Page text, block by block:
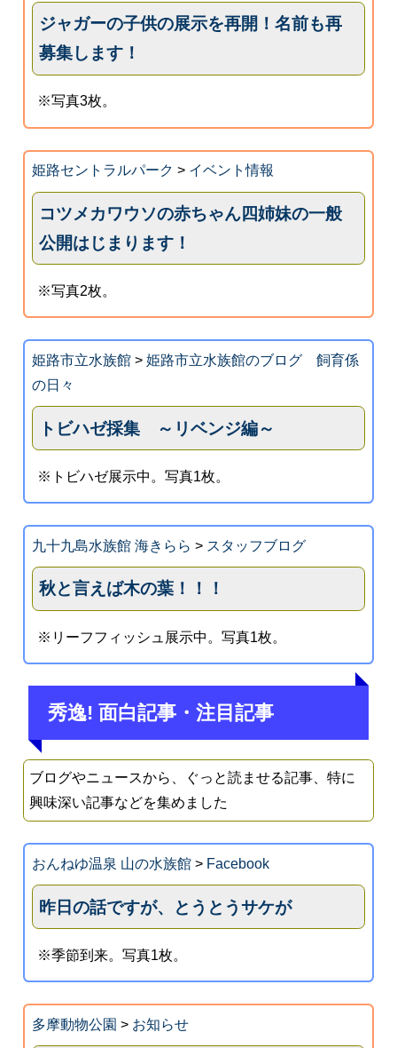
ジャガーの子供の展示を再開！名前も再
募集します！
※写真3枚。
姫路セントラルパーク > イベント情報
コツメカワウソの赤ちゃん四姉妹の一般
公開はじまります！
※写真2枚。
姫路市立水族館> 姫路市立水族館のブログ 飼育係
の日々
トビハゼ採集 ～リベンジ編～
※トビハゼ展示中。写真1枚。
九十九島水族館 海きらら > スタッフブログ
秋と言えば木の葉！！！
※リーフフィッシュ展示中。写真1枚。
秀逸! 面白記事・注目記事
ブログやニュースから、ぐっと読ませる記事、特に
興味深い記事などを集めました
おんねゆ温泉 山の水族館> Facebook
昨日の話ですが、とうとうサケが
※季節到来。写真1枚。
多摩動物公園 > お知らせ